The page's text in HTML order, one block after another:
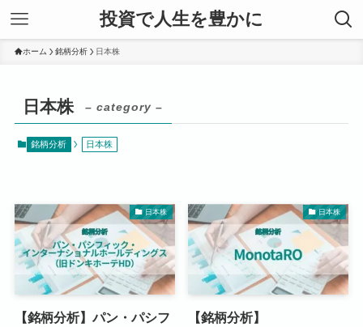
投資で人生を豊かに
ホーム 銘柄分析 日本株
日本株 – category –
銘柄分析 日本株
日本株
【銘柄分析】パン・パシフ
日本株
【銘柄分析】